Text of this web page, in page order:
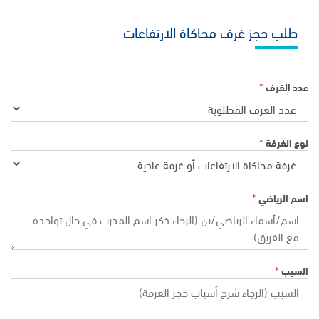
طلب حجز غرف محاكاة الارتفاعات
عدد الغرف*
نوع الغرفة*
اسم الرياضي*
السبب*